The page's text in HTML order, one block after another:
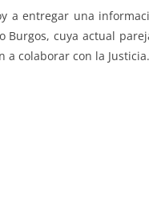
a entregar una
cuya actual
a colaborar con la Justicia.